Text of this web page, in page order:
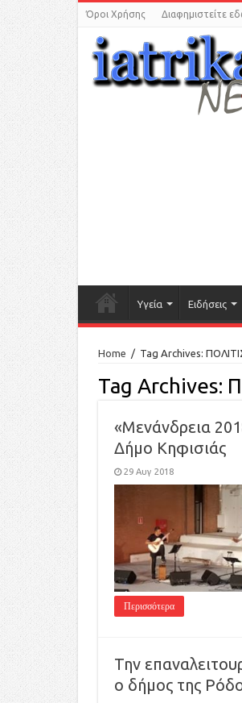
Όροι Χρήσης Διαφημιστείτε
Υγεία Ειδήσεις
Home / Tag Archives:
Tag Archives:
«Μενάνδρεια
Δήμο Κηφισιάς
29 Αυγ 2018
Περισσότερα
Την
ο δήμος της